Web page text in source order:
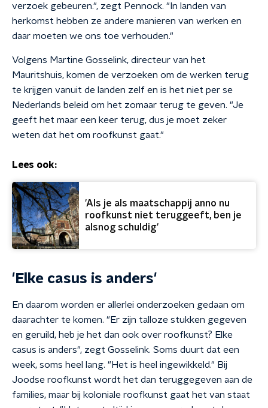
verzoek gebeuren.", zegt Pennock. "In landen van
herkomst hebben ze andere manieren van werken en
daar moeten we ons toe verhouden."
Volgens Martine Gosselink, directeur van het
Mauritshuis, komen de verzoeken om de werken terug
te krijgen vanuit de landen zelf en is het niet per se
Nederlands beleid om het zomaar terug te geven. "Je
geeft het maar een keer terug, dus je moet zeker
weten dat het om roofkunst gaat."
Lees ook:
'Als je als maatschappij anno nu
roofkunst niet teruggeeft, ben je
alsnog schuldig'
'Elke casus is anders'
En daarom worden er allerlei onderzoeken gedaan om
daarachter te komen. "Er zijn talloze stukken gegeven
en geruild, heb je het dan ook over roofkunst? Elke
casus is anders", zegt Gosselink. Soms duurt dat een
week, soms heel lang. "Het is heel ingewikkeld." Bij
Joodse roofkunst wordt het dan teruggegeven aan de
families, maar bij koloniale roofkunst gaat het van staat